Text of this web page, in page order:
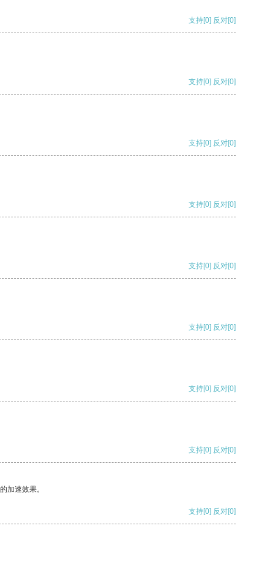
支持[0] 反对[0]
支持[0] 反对[0]
支持[0] 反对[0]
支持[0] 反对[0]
支持[0] 反对[0]
支持[0] 反对[0]
支持[0] 反对[0]
支持[0] 反对[0]
加速效果。
支持[0] 反对[0]